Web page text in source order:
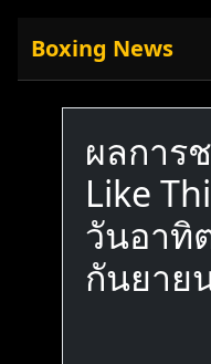
Boxing News
ผลการ
Like
วันอาทิ
กันยาย